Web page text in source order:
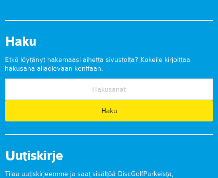
Haku
Etkö löytänyt hakemaasi aihetta sivustolta? Kokeile kirjoittaa
hakusana allaolevaan kenttään.
Uutiskirje
Tilaa uutiskirjeemme ja saat sisältöä DiscGolfParkeista,